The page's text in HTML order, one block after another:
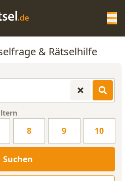
HILFE
WORTLISTE
& Rätselhilfe
8 9 10
Suchen